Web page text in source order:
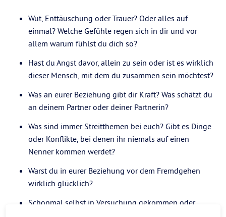
Wut, Enttäuschung oder Trauer? Oder alles auf
einmal? Welche Gefühle regen sich in dir und vor
allem warum fühlst du dich so?
Hast du Angst davor, allein zu sein oder ist es wirklich
dieser Mensch, mit dem du zusammen sein möchtest?
Was an eurer Beziehung gibt dir Kraft? Was schätzt du
an deinem Partner oder deiner Partnerin?
Was sind immer Streitthemen bei euch? Gibt es Dinge
oder Konflikte, bei denen ihr niemals auf einen
Nenner kommen werdet?
Warst du in eurer Beziehung vor dem Fremdgehen
wirklich glücklich?
Schonmal selbst in Versuchung gekommen oder